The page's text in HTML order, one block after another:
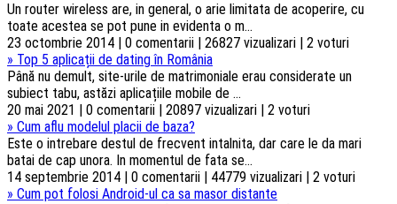
Un router wireless are, in general, o arie limitata de acoperire, cu
toate acestea se pot pune in evidenta o m...
23 octombrie 2014 | 0 comentarii | 26827 vizualizari | 2 voturi
» Top 5 aplicații de dating în România
Până nu demult, site-urile de matrimoniale erau considerate un
subiect tabu, astăzi aplicațiile mobile de ...
20 mai 2021 | 0 comentarii | 20897 vizualizari | 2 voturi
» Cum aflu modelul placii de baza?
Este o intrebare destul de frecvent intalnita, dar care le da mari
batai de cap unora. In momentul de fata se...
14 septembrie 2014 | 0 comentarii | 44779 vizualizari | 2 voturi
» Cum pot folosi Android-ul ca sa masor distante